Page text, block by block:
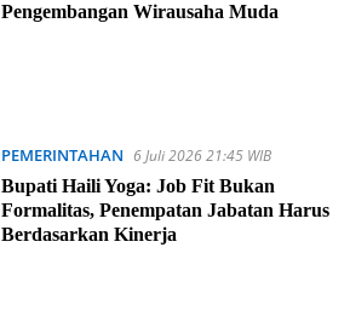
Pengembangan Wirausaha Muda
PEMERINTAHAN 6 Juli 2026 21:45 WIB
Bupati Haili Yoga: Job Fit Bukan
Formalitas, Penempatan Jabatan Harus
Berdasarkan Kinerja